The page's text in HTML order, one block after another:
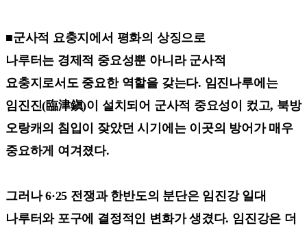
■군사적 요충지에서 평화의 상징으로
나루터는 경제적 중요성뿐 아니라 군사적
요충지로서도 중요한 역할을 갖는다. 임진나루에는
임진진(臨津鎭)이 설치되어 군사적 중요성이 컸고, 북방
오랑캐의 침입이 잦았던 시기에는 이곳의 방어가 매우
중요하게 여겨졌다.
그러나 6·25 전쟁과 한반도의 분단은 임진강 일대
나루터와 포구에 결정적인 변화가 생겼다. 임진강은 더